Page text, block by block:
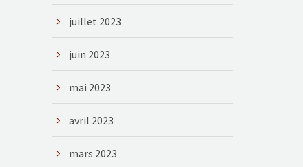
juillet 2023
juin 2023
mai 2023
avril 2023
mars 2023